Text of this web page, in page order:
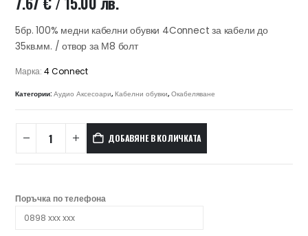
5бр. 100% медни кабелни обувки 4Connect за кабели до
35кв.мм. / отвор за М8 болт
Марка:4 Connect
Категории:Аудио Аксесоари,Кабелни обувки,Окабеляване
ДОБАВЯНЕ В КОЛИЧКАТА
Поръчка по телефона